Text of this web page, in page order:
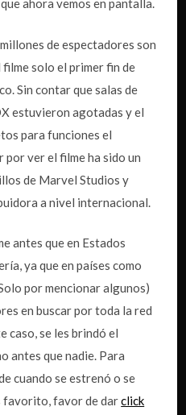
ahora vemos en pantalla.
de espectadores son
solo el primer fin de
Sin contar que salas de
estuvieron agotadas y el
para funciones el
ver el filme ha sido un
de Marvel Studios y
a nivel internacional.
antes que en Estados
ya que en países como
por mencionar algunos)
en buscar por toda la red
caso, se les brindó el
antes que nadie. Para
cuando se estrenó o se
favorito, favor de darclick